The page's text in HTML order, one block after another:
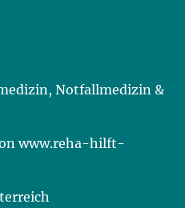
Notfallmedizin &
www.reha-hilft-